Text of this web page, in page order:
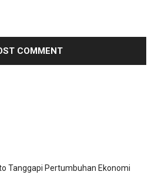
Tanggapi Pertumbuhan Ekonomi